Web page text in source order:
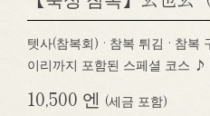
텟사(참복회) · 참복 튀김 · 참복
이리까지 포함된 스페셜 코스 ♪
10,500 엔 (세금 포함)